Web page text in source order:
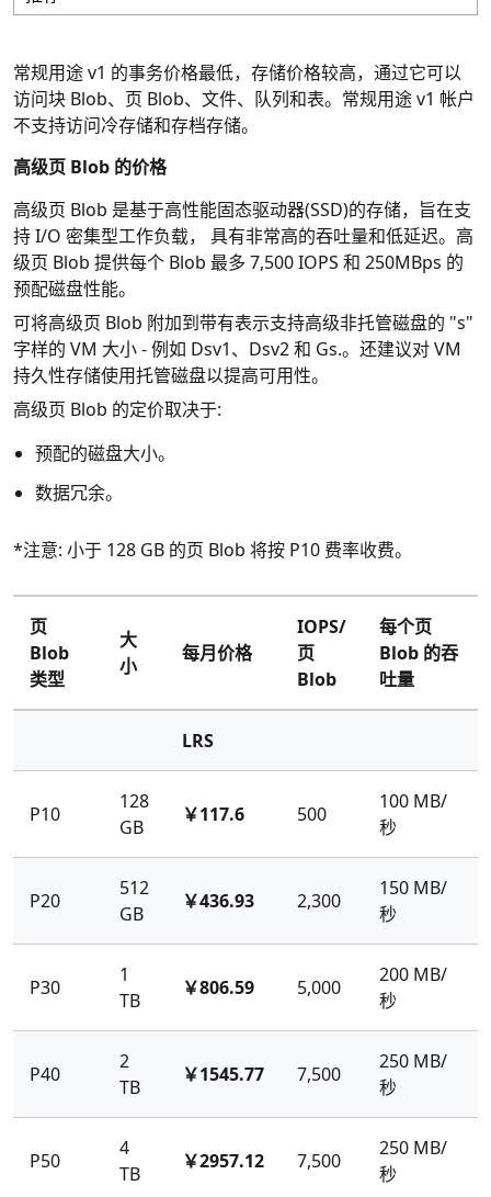
常规用途 v1 的事务价格最低，存储价格较高，通过它可以
访问块 Blob、页 Blob、文件、队列和表。常规用途 v1 帐户
不支持访问冷存储和存档存储。
高级页 Blob 的价格
高级页 Blob 是基于高性能固态驱动器(SSD)的存储，旨在支
持 I/O 密集型工作负载， 具有非常高的吞吐量和低延迟。高
级页 Blob 提供每个 Blob 最多 7,500 IOPS 和 250MBps 的
预配磁盘性能。
可将高级页 Blob 附加到带有表示支持高级非托管磁盘的 "s"
字样的 VM 大小 - 例如 Dsv1、Dsv2 和 Gs.。还建议对 VM
持久性存储使用托管磁盘以提高可用性。
高级页 Blob 的定价取决于:
预配的磁盘大小。
数据冗余。
*注意: 小于 128 GB 的页 Blob 将按 P10 费率收费。
页
Blob
类型
大
小
每月价格
IOPS/
页
Blob
每个页
Blob 的吞
吐量
LRS
P10
128
GB
￥117.6 500
100 MB/
秒
P20
512
GB
￥436.93 2,300
150 MB/
秒
P30
1
TB
￥806.59 5,000
200 MB/
秒
P40
2
TB
￥1545.77 7,500
250 MB/
秒
P50
4
TB
￥2957.12 7,500
250 MB/
秒